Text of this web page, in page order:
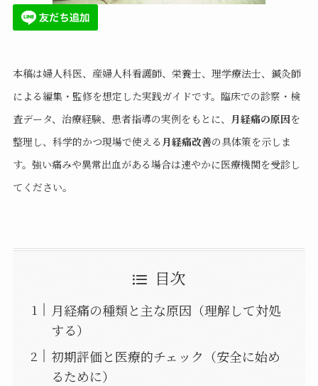
本稿は婦人科医、産婦人科看護師、栄養士、理学療法士、鍼灸師
による編集・監修を想定した実践ガイドです。臨床での診察・検
査データ、治療経験、患者指導の実例をもとに、 月経痛の原因を
整理し、科学的かつ現場で使える 月経痛改善の具体策を示しま
す。強い痛みや異常出血がある場合は速やかに医療機関を受診し
てください。
目次
月経痛の種類と主な原因（理解して対処
する）
初期評価と医療的チェック（安全に始め
るために）